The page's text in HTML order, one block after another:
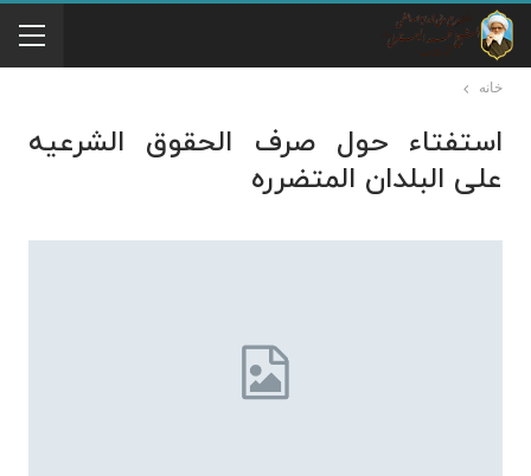
خانه
استفتاء حول صرف الحقوق الشرعیه
على البلدان المتضرره